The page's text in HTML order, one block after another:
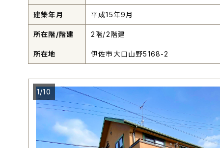
建築年月 平成15年9月
所在階/階建 2階/2階建
所在地 伊佐市大口山野5168-2
1/10